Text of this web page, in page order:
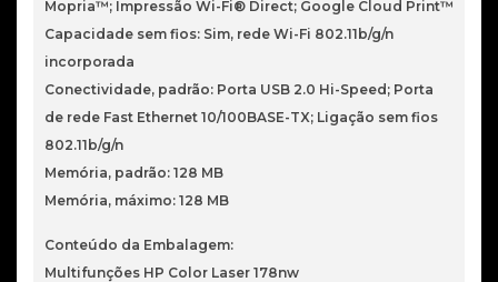
Mopria™; Impressão Wi-Fi® Direct; Google Cloud Print™
Capacidade sem fios: Sim, rede Wi-Fi 802.11b/g/n
incorporada
Conectividade, padrão: Porta USB 2.0 Hi-Speed; Porta
de rede Fast Ethernet 10/100BASE-TX; Ligação sem fios
802.11b/g/n
Memória, padrão: 128 MB
Memória, máximo: 128 MB
Conteúdo da Embalagem:
Multifunções HP Color Laser 178nw